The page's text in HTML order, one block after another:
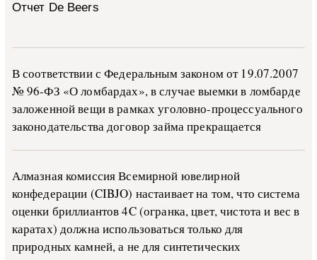
Отчет De Beers
В со­о­т­вет­ствии с Фе­де­раль­ным за­ко­ном от 19.07.2007
№ 96-ФЗ «О ло­м­бар­дах», в слу­чае вы­е­м­ки в ло­м­бар­де
за­ло­жен­ной ве­щи в ра­м­ках уго­ло­в­но-­про­цес­су­аль­но­го
за­ко­но­да­тель­ства до­го­вор зай­ма пре­кра­ща­ет­ся
Алмазная комиссия Всемирной ювелирной
конфедерации (CIBJO) настаивает на том, что система
оценки бриллиантов 4C (огранка, цвет, чистота и вес в
каратах) должна использоваться только для
природных камней, а не для синтетических